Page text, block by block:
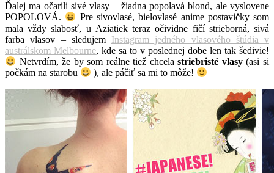
Ďalej ma očarili sivé vlasy – žiadna popolavá blond, ale vyslovene
POPOLOVÁ.
Pre sivovlasé, bielovlasé anime postavičky som
mala vždy slabosť, u Aziatiek teraz očividne fičí strieborná, sivá
farba vlasov – sledujem Instagram jedného vlasového štúdia v
austrálskom Melbourne, kde sa to v poslednej dobe len tak šedivie!
Netvrdím, že by som reálne tiež chcelastriebristé vlasy(asi si
počkám na starobu
), ale páčiť sa mi to môže!